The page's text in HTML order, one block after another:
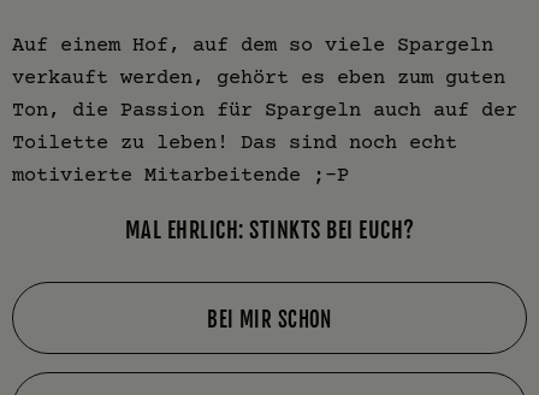
Auf einem Hof, auf dem so viele Spargeln
verkauft werden, gehört es eben zum guten
Ton, die Passion für Spargeln auch auf der
Toilette zu leben! Das sind noch echt
motivierte Mitarbeitende ;-P
MAL EHRLICH: STINKTS BEI EUCH?
BEI MIR SCHON